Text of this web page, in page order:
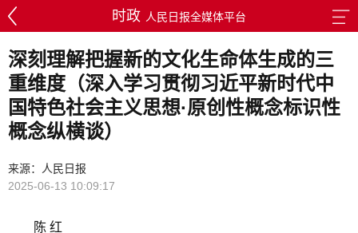
时政 人民日报全媒体平台
深刻理解把握新的文化生命体生成的三
重维度（深入学习贯彻习近平新时代中
国特色社会主义思想·原创性概念标识性
概念纵横谈）
来源：人民日报
2025-06-13 10:09:17
陈 红